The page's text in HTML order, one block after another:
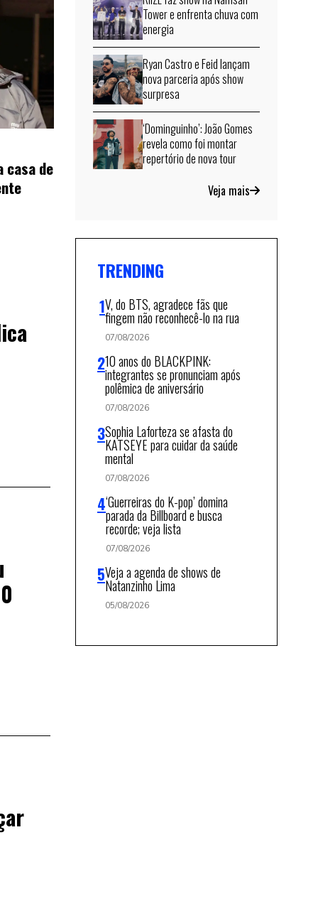
casa de
Tower e enfrenta chuva com
energia
Ryan Castro e Feid lançam
nova parceria após show
surpresa
‘Dominguinho’: João Gomes
revela como foi montar
repertório de nova tour
Veja mais
TRENDING
V, do BTS, agradece fãs que
fingem não reconhecê-lo na rua
07/08/2026
10 anos do BLACKPINK:
integrantes se pronunciam após
polêmica de aniversário
07/08/2026
Sophia Laforteza se afasta do
KATSEYE para cuidar da saúde
mental
07/08/2026
‘Guerreiras do K-pop’ domina
parada da Billboard e busca
recorde; veja lista
07/08/2026
Veja a agenda de shows de
Natanzinho Lima
05/08/2026